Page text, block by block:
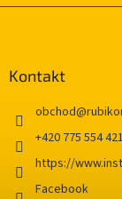
Kontakt
obchod@
+420 775 554 421
Facebook
https://